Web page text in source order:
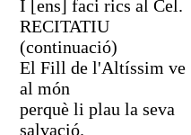
I [ens] faci rics al Cel.
RECITATIU
(continuació)
El Fill de l'Altíssim ve
al món
perquè li plau la seva
salvació.